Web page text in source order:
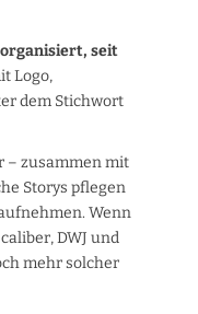
seit
Logo,
dem Stichwort
– zusammen mit
Storys pflegen
Wenn
DWJ und
mehr solcher